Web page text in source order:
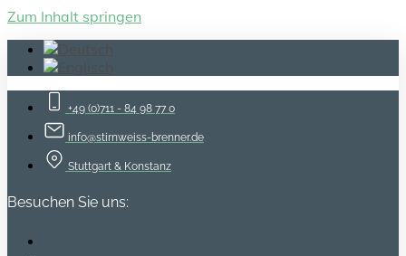
Zum Inhalt springen
+49 (0)711 - 84 98 77 0
info@stirnweiss-brenner.de
Stuttgart & Konstanz
Besuchen Sie uns: